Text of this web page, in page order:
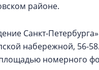
районе.
набережной, 56-
номерного